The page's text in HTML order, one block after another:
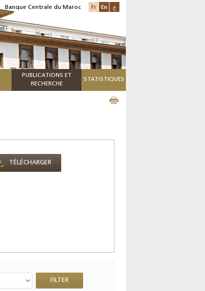
Banque Centrale du Maroc Fr En ع
PUBLICATIONS ET
RECHERCHE
STATISTIQUES
TÉLÉCHARGER